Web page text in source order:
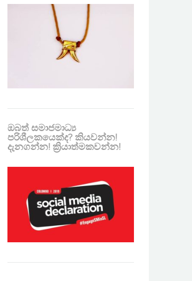
ඔබත් සමාජමාධ්‍ය
පරිශීලකයෙක්ද? කියවන්න!
දැනගන්න! ක්‍රියාත්මකවන්න!